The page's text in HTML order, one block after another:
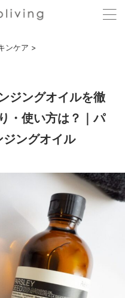
ンケア >
ジングオイルを徹
・使い方は？｜パ
ングオイル